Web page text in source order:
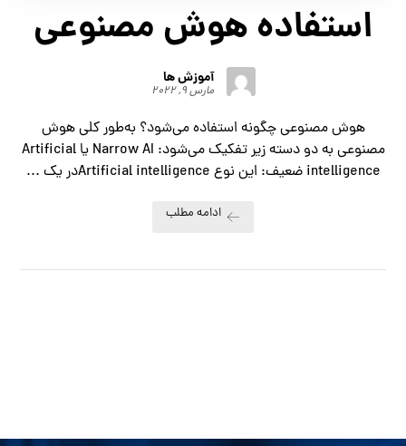
استفاده هوش مصنوعی
آموزش ها
مارس ۹, ۲۰۲۲
هوش مصنوعی چگونه استفاده می‌شود؟ به‌طور کلی هوش
مصنوعی به دو دسته زیر تفکیک می‌شود: Narrow AI یا Artificial
intelligence ضعیف: این نوع Artificial intelligenceدر یک ...
ادامه مطلب